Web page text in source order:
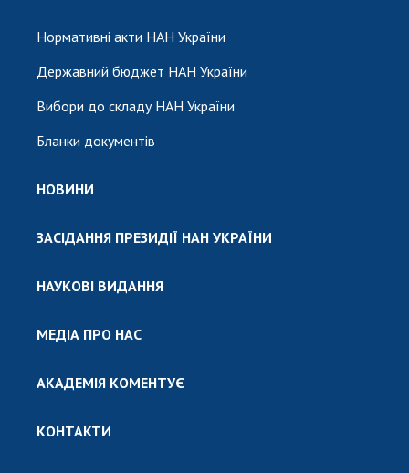
Нормативні акти НАН України
Державний бюджет НАН України
Вибори до складу НАН України
Бланки документів
НОВИНИ
ЗАСІДАННЯ ПРЕЗИДІЇ НАН УКРАЇНИ
НАУКОВІ ВИДАННЯ
МЕДІА ПРО НАС
АКАДЕМІЯ КОМЕНТУЄ
КОНТАКТИ